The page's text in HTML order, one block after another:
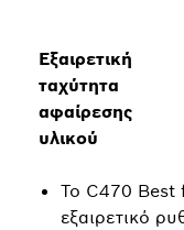
Εξαιρετική
ταχύτητα
αφαίρεσης
υλικού
Το C470 Best
εξαιρετικό